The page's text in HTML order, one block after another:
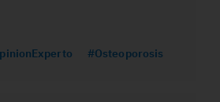
#Osteoporosis